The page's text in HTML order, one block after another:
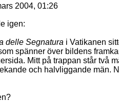
2004, 01:26
igen:
delle Segnatura i Vatikanen
spänner över bildens
Mitt på trappan står två
och halvliggande män.